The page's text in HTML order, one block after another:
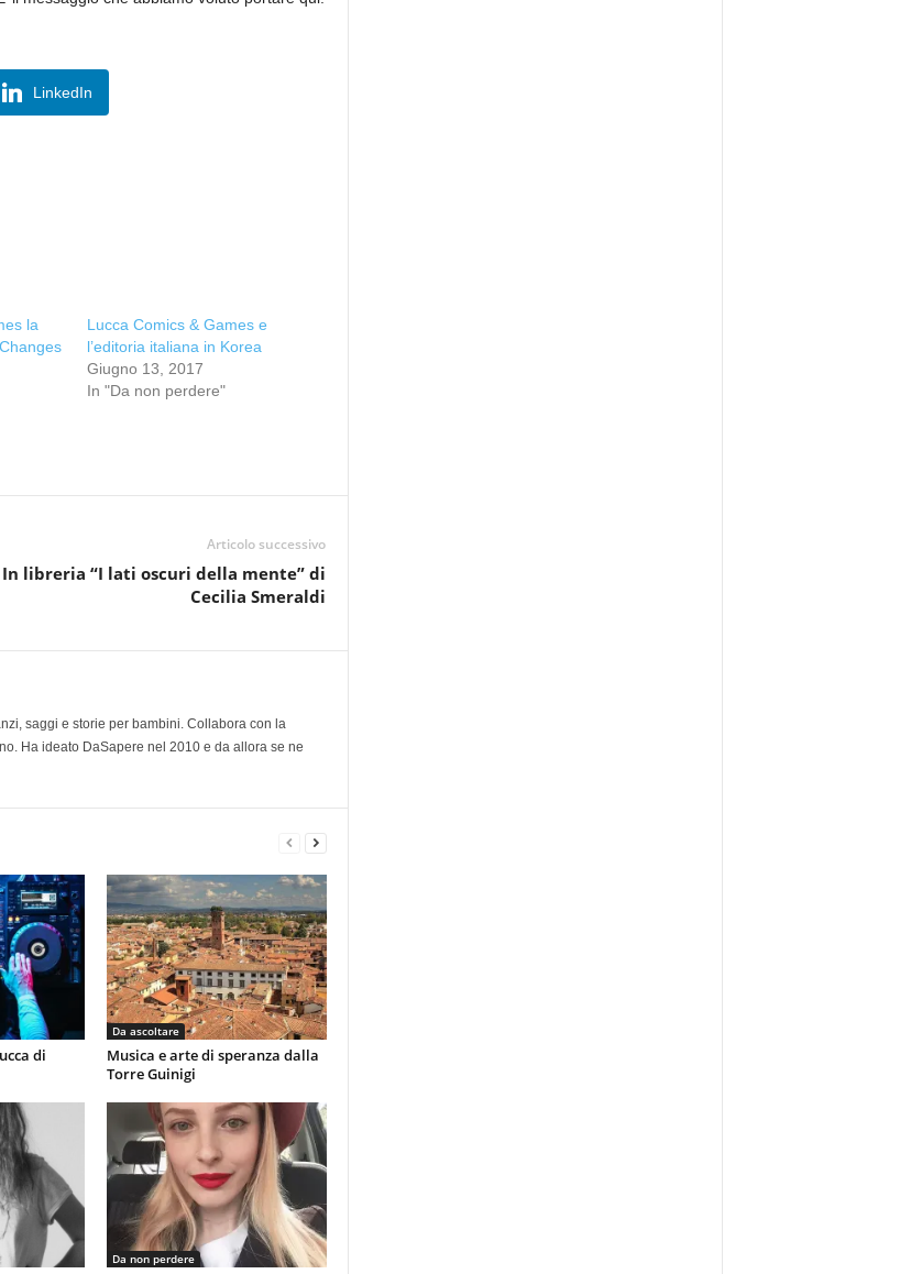
LinkedIn
la
Lucca Comics & Games e
l’editoria italiana in Korea
Giugno 13, 2017
In "Da non perdere"
Articolo successivo
In libreria “I lati oscuri della mente” di
Cecilia Smeraldi
saggi e storie per bambini. Collabora con la
Ha ideato DaSapere nel 2010 e da allora se ne
di
Da ascoltare
Musica e arte di speranza dalla
Torre Guinigi
Da non perdere